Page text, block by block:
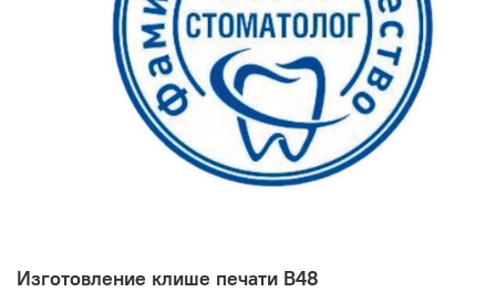
Изготовление клише печати В48